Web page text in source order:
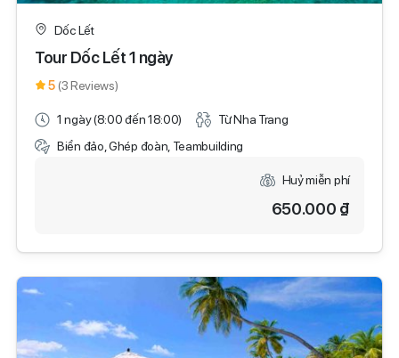
Dốc Lết
Tour Dốc Lết 1 ngày
5 (3 Reviews)
1 ngày (8:00 đến 18:00)
Từ Nha Trang
Biển đảo, Ghép đoàn, Teambuilding
Huỷ miễn phí
650.000 ₫